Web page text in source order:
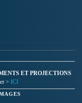
ET PROJECTIONS
> ICI